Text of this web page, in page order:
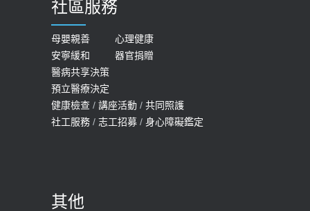
社區服務
母嬰親善
心理健康
安寧緩和
器官捐贈
醫病共享決策
預立醫療決定
健康檢查 / 講座活動 / 共同照護
社工服務 / 志工招募 / 身心障礙鑑定
其他